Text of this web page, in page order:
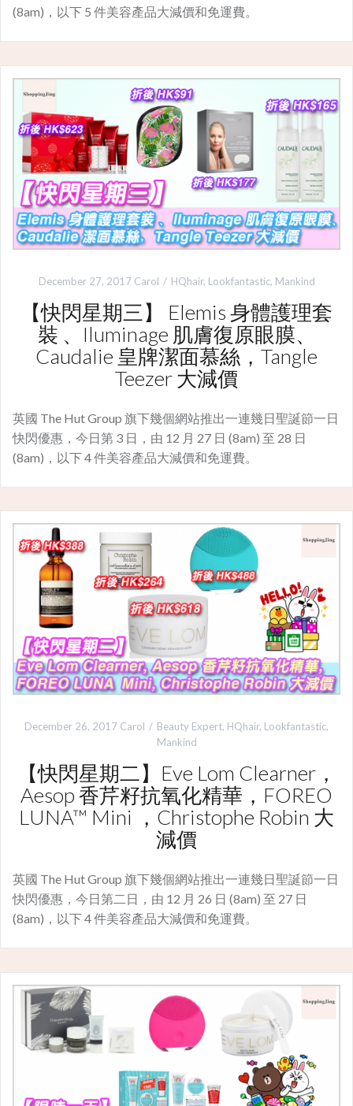
(8am)，以下 5 件美容產品大減價和免運費。
December 27, 2017 Carol HQhair, Lookfantastic, Mankind
【快閃星期三】 Elemis 身體護理套
裝 、Iluminage 肌膚復原眼膜、
Caudalie 皇牌潔面慕絲，Tangle
Teezer 大減價
英國 The Hut Group 旗下幾個網站推出一連幾日聖誕節一日
快閃優惠，今日第 3 日，由 12 月 27 日 (8am) 至 28 日
(8am)，以下 4 件美容產品大減價和免運費。
December 26, 2017 Carol Beauty Expert, HQhair, Lookfantastic,
Mankind
【快閃星期二】Eve Lom Clearner，
Aesop 香芹籽抗氧化精華，FOREO
LUNA™ Mini ，Christophe Robin 大
減價
英國 The Hut Group 旗下幾個網站推出一連幾日聖誕節一日
快閃優惠，今日第二日，由 12 月 26 日 (8am) 至 27 日
(8am)，以下 4 件美容產品大減價和免運費。